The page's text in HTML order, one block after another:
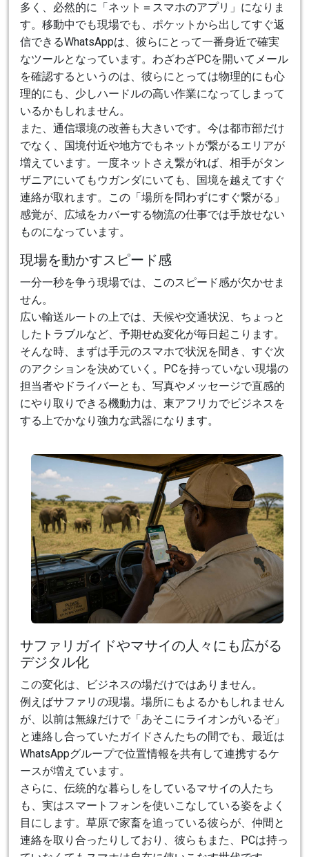
多く、必然的に「ネット＝スマホのアプリ」になりま
す。移動中でも現場でも、ポケットから出してすぐ返
信できるWhatsAppは、彼らにとって一番身近で確実
なツールとなっています。わざわざPCを開いてメール
を確認するというのは、彼らにとっては物理的にも心
理的にも、少しハードルの高い作業になってしまって
いるかもしれません。
また、通信環境の改善も大きいです。今は都市部だけ
でなく、国境付近や地方でもネットが繋がるエリアが
増えています。一度ネットさえ繋がれば、相手がタン
ザニアにいてもウガンダにいても、国境を越えてすぐ
連絡が取れます。この「場所を問わずにすぐ繋がる」
感覚が、広域をカバーする物流の仕事では手放せない
ものになっています。
現場を動かすスピード感
一分一秒を争う現場では、このスピード感が欠かせま
せん。
広い輸送ルートの上では、天候や交通状況、ちょっと
したトラブルなど、予期せぬ変化が毎日起こります。
そんな時、まずは手元のスマホで状況を聞き、すぐ次
のアクションを決めていく。PCを持っていない現場の
担当者やドライバーとも、写真やメッセージで直感的
にやり取りできる機動力は、東アフリカでビジネスを
する上でかなり強力な武器になります。
サファリガイドやマサイの人々にも広がる
デジタル化
この変化は、ビジネスの場だけではありません。
例えばサファリの現場。場所にもよるかもしれません
が、以前は無線だけで「あそこにライオンがいるぞ」
と連絡し合っていたガイドさんたちの間でも、最近は
WhatsAppグループで位置情報を共有して連携するケ
ースが増えています。
さらに、伝統的な暮らしをしているマサイの人たち
も、実はスマートフォンを使いこなしている姿をよく
目にします。草原で家畜を追っている彼らが、仲間と
連絡を取り合ったりしており、彼らもまた、PCは持っ